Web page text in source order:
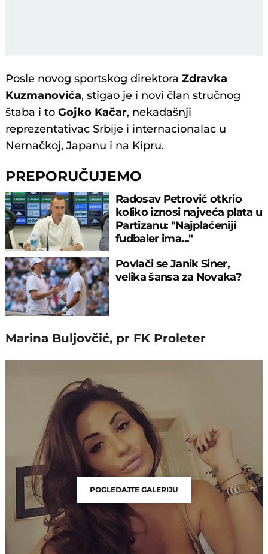
Posle novog sportskog direktoraZdravka
Kuzmanovića, stigao je i novi član stručnog
štaba i toGojko Kačar, nekadašnji
reprezentativac Srbije i internacionalac u
Nemačkoj, Japanu i na Kipru.
PREPORUČUJEMO
Radosav Petrović otkrio
koliko iznosi najveća plata u
Partizanu: "Najplaćeniji
fudbaler ima..."
Povlači se Janik Siner,
velika šansa za Novaka?
Marina Buljovčić, pr FK Proleter
POGLEDAJTE GALERIJU